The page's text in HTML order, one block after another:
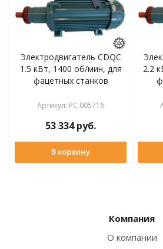
Электродвигатель CDQC
1.5 кВт, 1400 об/мин, для
фацетных станков
Артикул: РС 005716
53 334руб.
В корзину
2.2
Компания
О компании